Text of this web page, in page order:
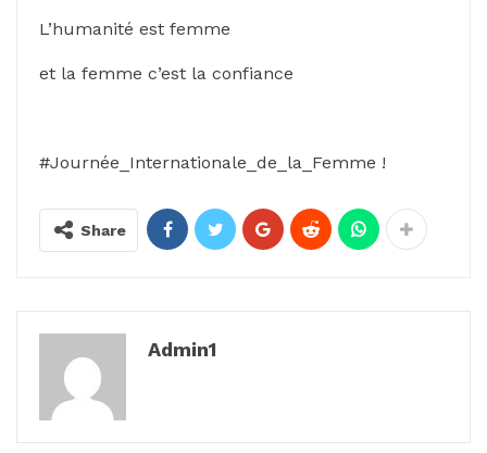
L’humanité est femme
et la femme c’est la confiance
#Journée_Internationale_de_la_Femme !
Share
Admin1